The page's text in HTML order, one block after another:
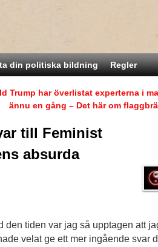
din politiska bildning Regler
Trump har överlistat experterna i
ännu en gång – Det här om
till Feminist
absurda
den tiden var jag så upptagen att
velat ge ett mer ingående svar